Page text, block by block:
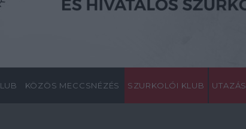
KÖZÖS MECCSNÉZÉS SZURKOLÓI KLUB UTAZÁS